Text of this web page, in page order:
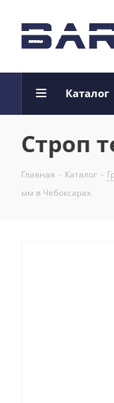
Каталог
Строп
Главная - Каталог -
мм в Чебоксарах